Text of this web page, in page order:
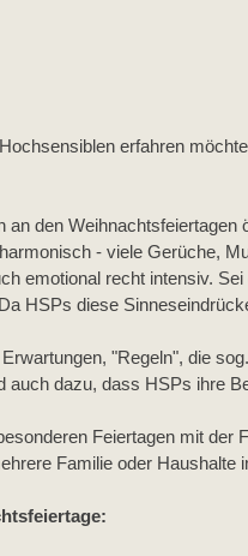
erfahren
an den Weihnachtsfeiertagen
- viele Gerüche,
emotional recht intensiv.
HSPs diese
"Regeln", die
dazu, dass HSPs ihre
Feiertagen mit der
Familie oder Haushalte